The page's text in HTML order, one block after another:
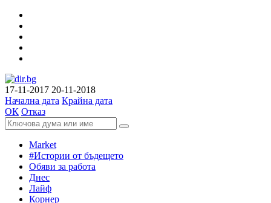
17-11-2017 20-11-2018
Начална дата Крайна дата
ОК Отказ
Market
#Истории от бъдещето
Обяви за работа
Днес
Лайф
Корнер